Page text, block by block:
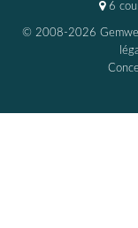
6
© 2008-2026